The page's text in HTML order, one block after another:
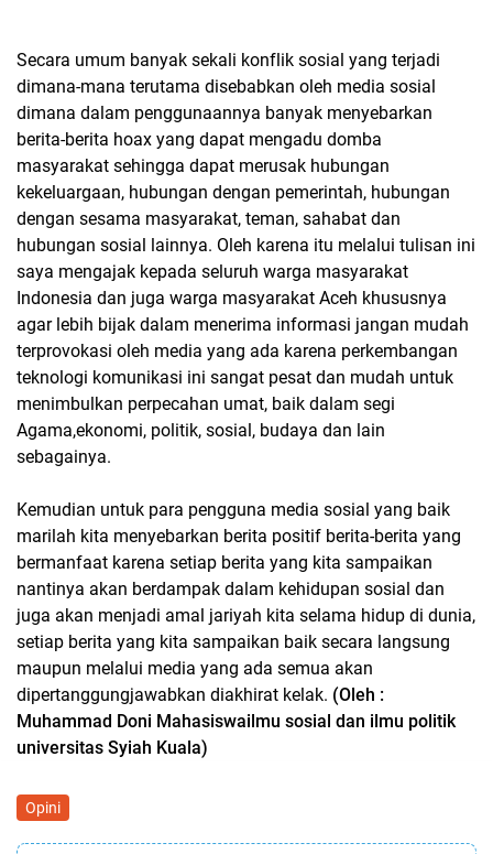
Secara umum banyak sekali konflik sosial yang terjadi
dimana-mana terutama disebabkan oleh media sosial
dimana dalam penggunaannya banyak menyebarkan
berita-berita hoax yang dapat mengadu domba
masyarakat sehingga dapat merusak hubungan
kekeluargaan, hubungan dengan pemerintah, hubungan
dengan sesama masyarakat, teman, sahabat dan
hubungan sosial lainnya. Oleh karena itu melalui tulisan ini
saya mengajak kepada seluruh warga masyarakat
Indonesia dan juga warga masyarakat Aceh khususnya
agar lebih bijak dalam menerima informasi jangan mudah
terprovokasi oleh media yang ada karena perkembangan
teknologi komunikasi ini sangat pesat dan mudah untuk
menimbulkan perpecahan umat, baik dalam segi
Agama,ekonomi, politik, sosial, budaya dan lain
sebagainya.
Kemudian untuk para pengguna media sosial yang baik
marilah kita menyebarkan berita positif berita-berita yang
bermanfaat karena setiap berita yang kita sampaikan
nantinya akan berdampak dalam kehidupan sosial dan
juga akan menjadi amal jariyah kita selama hidup di dunia,
setiap berita yang kita sampaikan baik secara langsung
maupun melalui media yang ada semua akan
dipertanggungjawabkan diakhirat kelak. (Oleh :
Muhammad Doni Mahasiswailmu sosial dan ilmu politik
universitas Syiah Kuala)
Opini